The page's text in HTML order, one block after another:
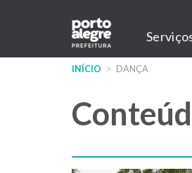
conteúdo
Main
navigation
INÍCIO DANÇA